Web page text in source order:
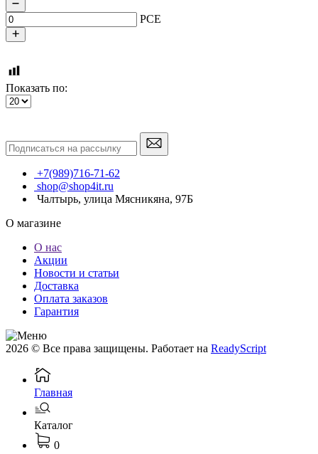
PCE
Показать по:
+7(989)716-71-62
shop@shop4it.ru
Чалтырь, улица Мясникяна, 97Б
О магазине
О нас
Акции
Новости и статьи
Доставка
Оплата заказов
Гарантия
2026 © Все права защищены. Работает на ReadyScript
Главная
Каталог
0